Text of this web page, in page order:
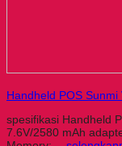
Handheld POS Sunmi
spesifikasi Handheld
7.6V/2580 mAh